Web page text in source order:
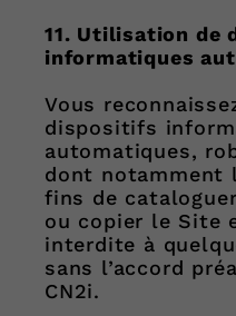
11. Utilisation de
informatiques
Vous
dispositifs
automatiques,
dont notamment
fins de
ou copier le Site
interdite à
sans l’accord
CN2i.